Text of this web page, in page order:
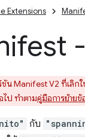
Extensions
น Manifest V2 ที่เลิกใ
ป ทำตามคู่มือการย้าย
กับ